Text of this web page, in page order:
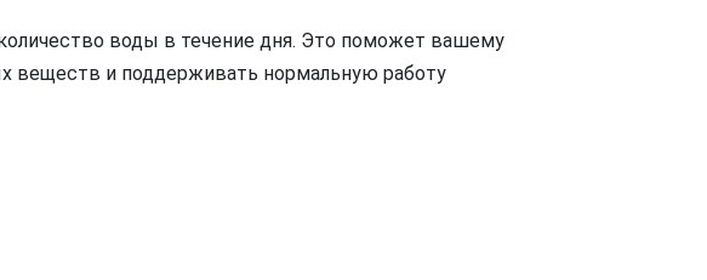
воды в течение дня. Это поможет вашему
веществ и поддерживать нормальную работу